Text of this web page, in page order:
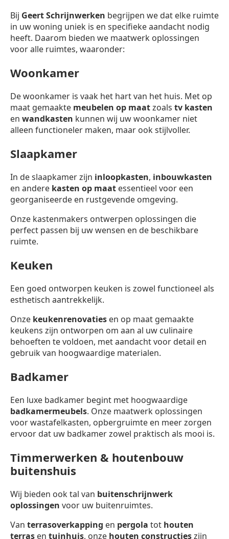
Bij Geert Schrijnwerken begrijpen we dat elke ruimte
in uw woning uniek is en specifieke aandacht nodig
heeft. Daarom bieden we maatwerk oplossingen
voor alle ruimtes, waaronder:
Woonkamer
De woonkamer is vaak het hart van het huis. Met op
maat gemaakte meubelen op maatzoals tv kasten
en wandkasten kunnen wij uw woonkamer niet
alleen functioneler maken, maar ook stijlvoller.
Slaapkamer
In de slaapkamer zijn inloopkasten, inbouwkasten
en andere kasten op maat essentieel voor een
georganiseerde en rustgevende omgeving.
Onze kastenmakers ontwerpen oplossingen die
perfect passen bij uw wensen en de beschikbare
ruimte.
Keuken
Een goed ontworpen keuken is zowel functioneel als
esthetisch aantrekkelijk.
Onze keukenrenovaties en op maat gemaakte
keukens zijn ontworpen om aan al uw culinaire
behoeften te voldoen, met aandacht voor detail en
gebruik van hoogwaardige materialen.
Badkamer
Een luxe badkamer begint met hoogwaardige
badkamermeubels. Onze maatwerk oplossingen
voor wastafelkasten, opbergruimte en meer zorgen
ervoor dat uw badkamer zowel praktisch als mooi is.
Timmerwerken & houtenbouw
buitenshuis
Wij bieden ook tal van buitenschrijnwerk
oplossingen voor uw buitenruimtes.
Van terrasoverkapping en pergola tot houten
terras en tuinhuis, onze houten constructieszijn